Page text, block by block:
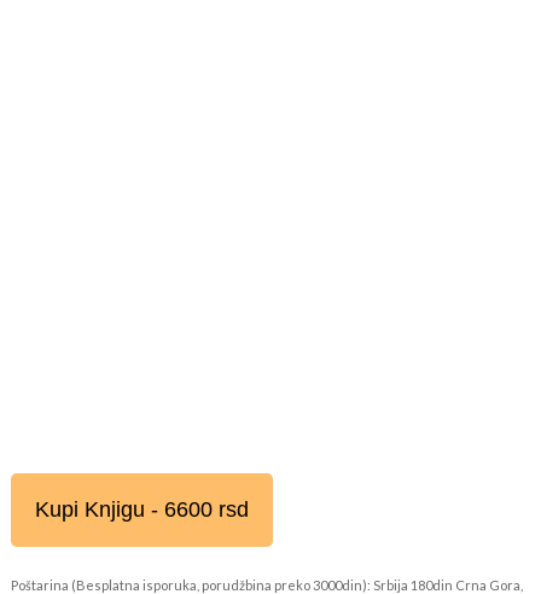
Kupi Knjigu - 6600 rsd
Poštarina (Besplatna isporuka, porudžbina preko 3000din): Srbija 180din Crna Gora,